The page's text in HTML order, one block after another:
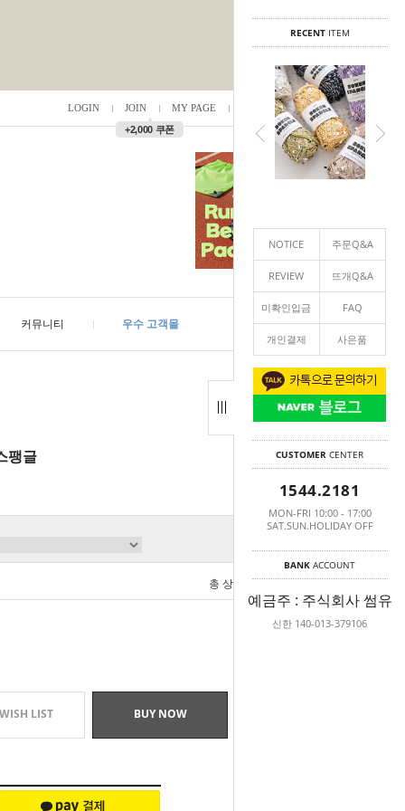
RECENTITEM
NOTICE 주문Q&A
REVIEW 뜨개Q&A
미확인입금 FAQ
개인결제 사은품
CUSTOMER CENTER
1544.2181
MON-FRI 10:00 - 17:00
SAT.SUN.HOLIDAY OFF
BANK ACCOUNT
예금주 : 주식회사 썸유
신한 140-013-379106
LOGIN JOIN
▲
+2,000 쿠폰
MY PAGE / 0
커뮤니티 우수 고객몰
팽글
총 상품 금액
WISH LIST BUY NOW